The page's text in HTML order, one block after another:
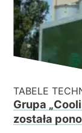
TABELE
Grupa
została